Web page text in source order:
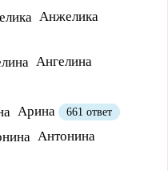
Анжелика
Ангелина
Арина 661 ответ
Антонина